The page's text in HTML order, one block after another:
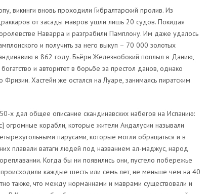
викинги вновь проходили Гибралтарский пролив. Из
от засады мавров ушли лишь 20 судов. Покидая
Наварра и разграбили Памплону. Им даже удалось
и получить за него выкуп – 70 000 золотых
в 862 году. Бьёрн Железнобокий поплыл в Данию,
и авторитет в борьбе за престол данов, однако
Хастейн же остался на Луаре, занимаясь пиратским
х дал общее описание скандинавских набегов на Испанию:
огромные корабли, которые жители Андалусии называли
парусами, которые могли обращаться и в
плавали ватаги людей под названием ал-маджус, народ
Когда бы ни появились они, пустело побережье
каждые шесть или семь лет, не меньше чем на 40
также, что между норманнами и маврами существовали и